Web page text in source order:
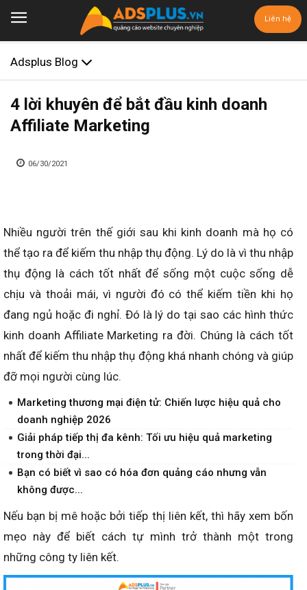
Liên hệ
Adsplus Blog
4 lời khuyên để bắt đầu kinh doanh
Affiliate Marketing
06/30/2021
Nhiều người trên thế giới sau khi kinh doanh mà họ có
thể tạo ra để kiếm thu nhập thụ động. Lý do là vì thu nhập
thụ động là cách tốt nhất để sống một cuộc sống dễ
chịu và thoải mái, vì người đó có thể kiếm tiền khi họ
đang ngủ hoặc đi nghỉ. Đó là lý do tại sao các hình thức
kinh doanh Affiliate Marketing ra đời. Chúng là cách tốt
nhất để kiếm thu nhập thụ động khá nhanh chóng và giúp
đỡ mọi người cùng lúc.
Marketing thương mại điện tử: Chiến lược hiệu quả cho
doanh nghiệp 2026
Giải pháp tiếp thị đa kênh: Tối ưu hiệu quả marketing
trong thời đại...
Bạn có biết vì sao có hóa đơn quảng cáo nhưng vẫn
không được...
Nếu bạn bị mê hoặc bởi tiếp thị liên kết, thì hãy xem bốn
mẹo này để biết cách tự mình trở thành một trong
những công ty liên kết.